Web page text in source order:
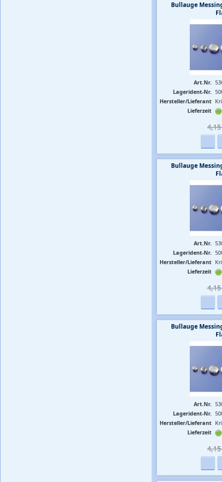
Bullauge
Art.Nr.
Lagerident-Nr.
Hersteller/Lieferant
Lieferzeit
4,15
Bullauge
Art.Nr.
Lagerident-Nr.
Hersteller/Lieferant
Lieferzeit
4,15
Bullauge
Art.Nr.
Lagerident-Nr.
Hersteller/Lieferant
Lieferzeit
4,15